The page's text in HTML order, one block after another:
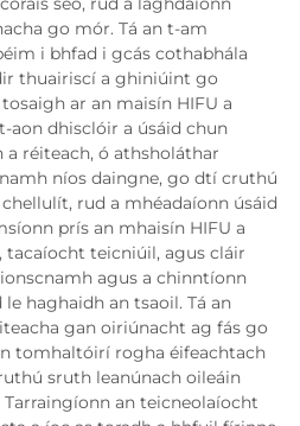
go mór. Tá an t-am
i bhfad i gcás cothabhála
thuairiscí a ghiniúint go
ar an maisín HIFU a
aon dhisclóir a úsáid chun
réiteach, ó athsholáthar
níos daingne, go dtí cruthú
rud a mhéadaíonn úsáid
prís an mhaisín HIFU a
teicniúil, agus cláir
agus a chinntíonn
haghaidh an tsaoil. Tá an
gan oiriúnacht ag fás go
tomhaltóirí rogha éifeachtach
sruth leanúnach oileáin
an teicneolaíocht